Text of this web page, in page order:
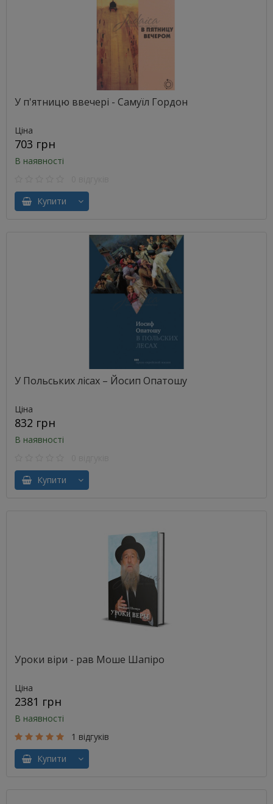
У п'ятницю ввечері - Самуїл Гордон
Ціна
703 грн
В наявності
Купити
У Польських лісах – Йосип Опатошу
Ціна
832 грн
В наявності
Купити
Уроки віри - рав Моше Шапіро
Ціна
2381 грн
В наявності
1 відгуків
Купити